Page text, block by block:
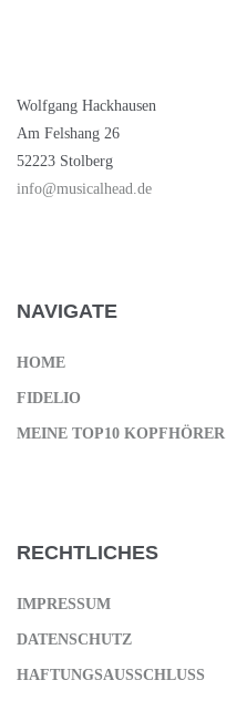
Wolfgang Hackhausen
Am Felshang 26
52223 Stolberg
info@musicalhead.de
NAVIGATE
HOME
FIDELIO
MEINE TOP10 KOPFHÖRER
RECHTLICHES
IMPRESSUM
DATENSCHUTZ
HAFTUNGSAUSSCHLUSS